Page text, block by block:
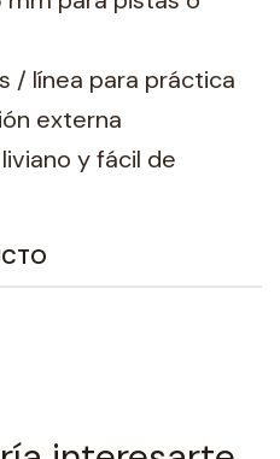
/ línea para práctica
externa
y fácil de